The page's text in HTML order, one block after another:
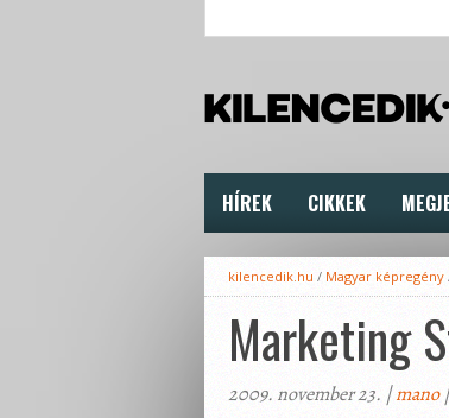
HÍREK CIKKEK
kilencedik.hu / Magyar képregény
Marketing
2009. november 23. |mano